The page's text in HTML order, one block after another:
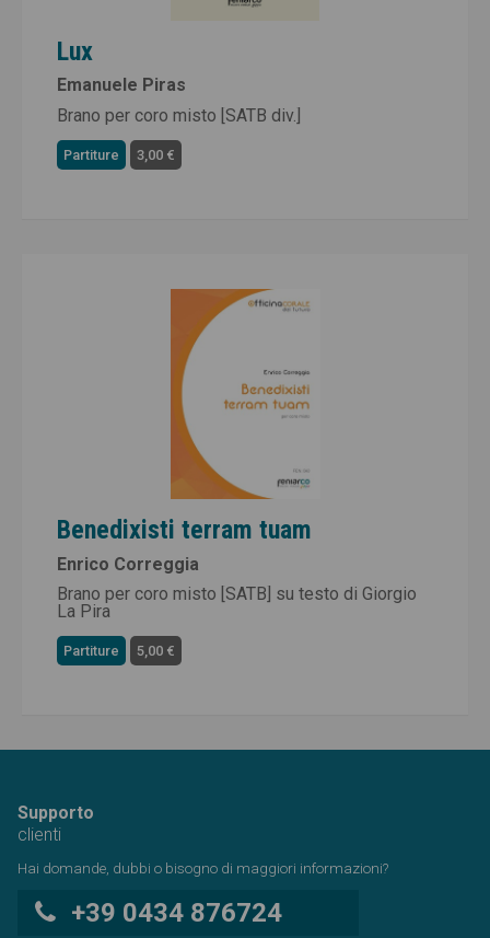
Lux
Emanuele Piras
Brano per coro misto [SATB div.]
Partiture 3,00 €
Benedixisti terram tuam
Enrico Correggia
Brano per coro misto [SATB] su testo di Giorgio
La Pira
Partiture 5,00 €
Supporto
clienti
Hai domande, dubbi o bisogno di maggiori informazioni?
+39 0434 876724